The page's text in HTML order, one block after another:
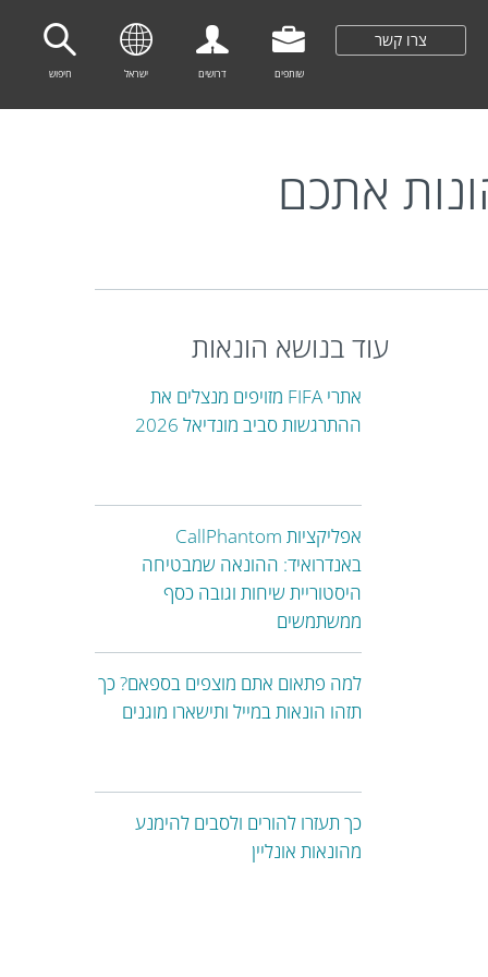
אתכם
עוד בנושא הונאות
אתרי FIFA מזויפים מנצלים את
ההתרגשות סביב מונדיאל 2026
אפליקציות CallPhantom
באנדרואיד: ההונאה שמבטיחה
היסטוריית שיחות וגובה כסף
ממשתמשים
למה פתאום אתם מוצפים בספאם? כך
תזהו הונאות במייל ותישארו מוגנים
כך תעזרו להורים ולסבים להימנע
מהונאות אונליין
צרו קשר
שותפים דרושים ישראל חיפוש